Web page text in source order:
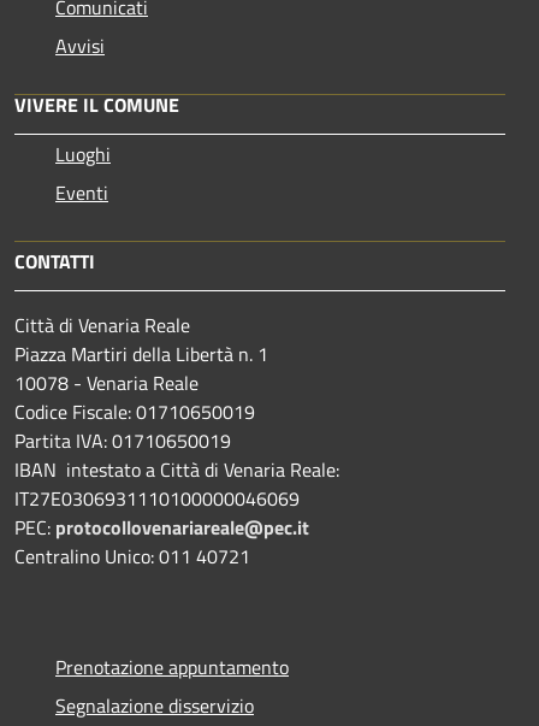
Comunicati
Avvisi
VIVERE IL COMUNE
Luoghi
Eventi
CONTATTI
Città di Venaria Reale
Piazza Martiri della Libertà n. 1
10078 - Venaria Reale
Codice Fiscale: 01710650019
Partita IVA: 01710650019
IBAN intestato a Città di Venaria Reale:
IT27E0306931110100000046069
PEC: protocollovenariareale@pec.it
Centralino Unico: 011 40721
Prenotazione appuntamento
Segnalazione disservizio